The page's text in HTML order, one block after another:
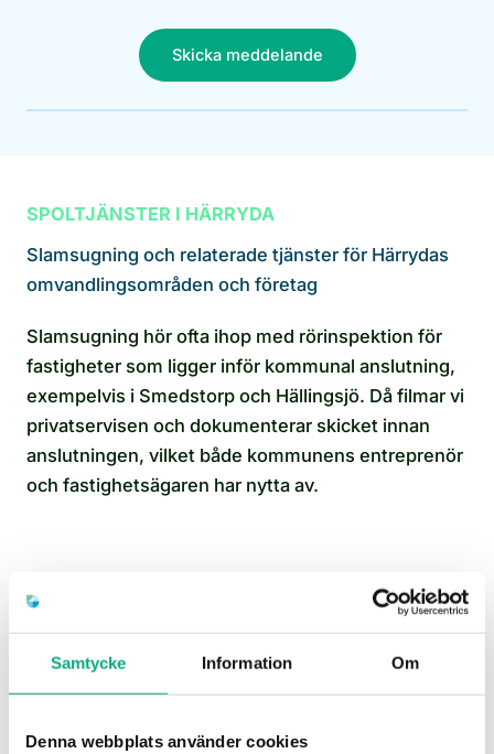
Samtycke Information Om
Denna webbplats använder cookies
Skicka meddelande
SPOLTJÄNSTER I HÄRRYDA
Slamsugning och relaterade tjänster för Härrydas
omvandlingsområden och företag
Slamsugning hör ofta ihop med rörinspektion för
fastigheter som ligger inför kommunal anslutning,
exempelvis i Smedstorp och Hällingsjö. Då filmar vi
privatservisen och dokumenterar skicket innan
anslutningen, vilket både kommunens entreprenör
och fastighetsägaren har nytta av.
För restauranger och företag kombineras tömning
av fettavskiljare ofta med underhållsspolning av
processavlopp och avloppsspolning vid behov. Det
är samma team som kommer ut, vilket betyder